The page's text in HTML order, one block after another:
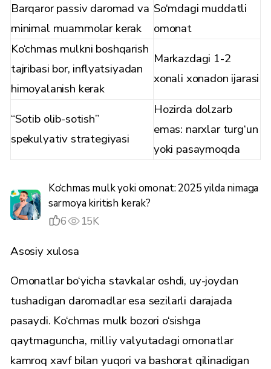
Barqaror passiv daromad va
minimal muammolar kerak
So‘mdagi muddatli
omonat
Ko‘chmas mulkni boshqarish
tajribasi bor, inflyatsiyadan
himoyalanish kerak
Markazdagi 1-2
xonali xonadon ijarasi
“Sotib olib-sotish”
spekulyativ strategiyasi
Hozirda dolzarb
emas: narxlar turg‘un
yoki pasaymoqda
Ko‘chmas mulk yoki omonat: 2025 yilda nimaga
sarmoya kiritish kerak?
6
15K
Asosiy xulosa
Omonatlar bo‘yicha stavkalar oshdi, uy-joydan
tushadigan daromadlar esa sezilarli darajada
pasaydi. Ko‘chmas mulk bozori o‘sishga
qaytmaguncha, milliy valyutadagi omonatlar
kamroq xavf bilan yuqori va bashorat qilinadigan